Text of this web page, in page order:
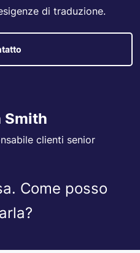
di traduzione.
Smith
clienti senior
Come posso